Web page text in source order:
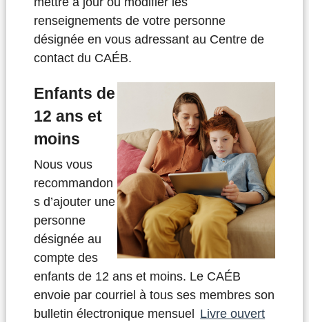
renseignements de votre personne
désignée en vous adressant au Centre de
contact du CAÉB.
Enfants de
12 ans et
moins
Nous vous
recommandon
s d’ajouter une
personne
désignée au
compte des
enfants de 12 ans et moins. Le CAÉB
envoie par courriel à tous ses membres son
bulletin électronique mensuel
Livre ouvert